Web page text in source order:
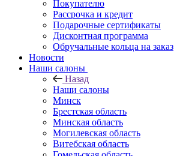
Покупателю
Рассрочка и кредит
Подарочные сертификаты
Дисконтная программа
Обручальные кольца на заказ
Новости
Наши салоны
Назад
Наши салоны
Минск
Брестская область
Минская область
Могилевская область
Витебская область